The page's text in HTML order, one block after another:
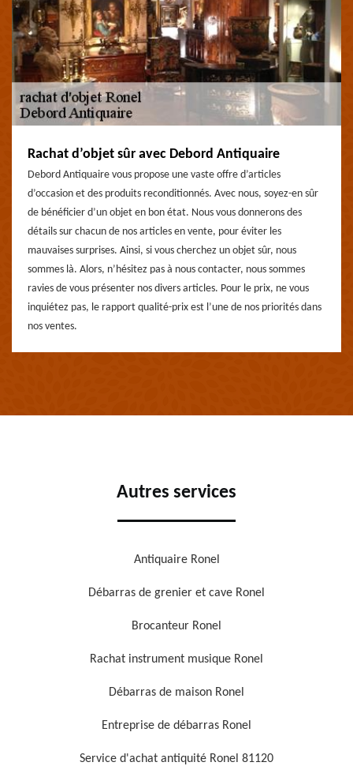
Rachat d’objet sûr avec Debord Antiquaire
Debord Antiquaire vous propose une vaste offre d’articles
d’occasion et des produits reconditionnés. Avec nous, soyez-en sûr
de bénéficier d’un objet en bon état. Nous vous donnerons des
détails sur chacun de nos articles en vente, pour éviter les
mauvaises surprises. Ainsi, si vous cherchez un objet sûr, nous
sommes là. Alors, n’hésitez pas à nous contacter, nous sommes
ravies de vous présenter nos divers articles. Pour le prix, ne vous
inquiétez pas, le rapport qualité-prix est l’une de nos priorités dans
nos ventes.
Autres services
Antiquaire Ronel
Débarras de grenier et cave Ronel
Brocanteur Ronel
Rachat instrument musique Ronel
Débarras de maison Ronel
Entreprise de débarras Ronel
Service d'achat antiquité Ronel 81120